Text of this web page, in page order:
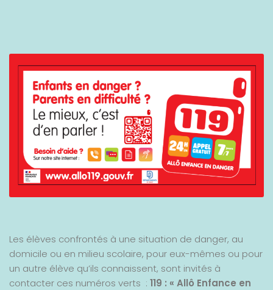
Les élèves confrontés à une situation de danger, au
domicile ou en milieu scolaire, pour eux-mêmes ou pour
un autre élève qu’ils connaissent, sont invités à
contacter ces numéros verts : 119 : « Allô Enfance en